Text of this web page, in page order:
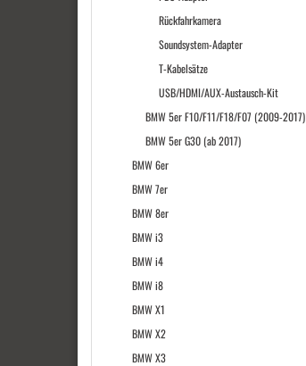
Rückfahrkamera
Soundsystem-Adapter
T-Kabelsätze
USB/HDMI/AUX-Austausch-Kit
BMW 5er F10/F11/F18/F07 (2009-2017)
BMW 5er G30 (ab 2017)
BMW 6er
BMW 7er
BMW 8er
BMW i3
BMW i4
BMW i8
BMW X1
BMW X2
BMW X3